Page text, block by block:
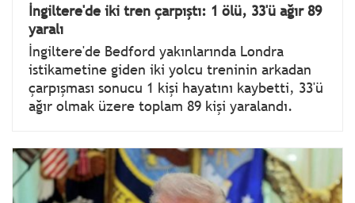
İngiltere'de iki tren çarpıştı: 1 ölü, 33'ü ağır 89
yaralı
İngiltere'de Bedford yakınlarında Londra
istikametine giden iki yolcu treninin arkadan
çarpışması sonucu 1 kişi hayatını kaybetti, 33'ü
ağır olmak üzere toplam 89 kişi yaralandı.